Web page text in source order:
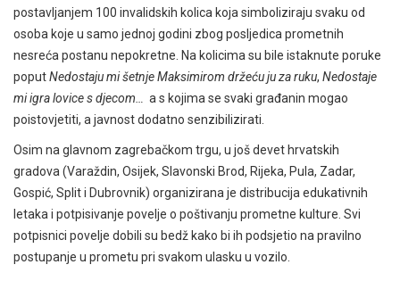
postavljanjem 100 invalidskih kolica koja simboliziraju svaku od
osoba koje u samo jednoj godini zbog posljedica prometnih
nesreća postanu nepokretne. Na kolicima su bile istaknute poruke
poputNedostaju mi šetnje Maksimirom držeću ju za ruku, Nedostaje
mi igra lovice s djecom… a s kojima se svaki građanin mogao
poistovjetiti, a javnost dodatno senzibilizirati.
Osim na glavnom zagrebačkom trgu, u još devet hrvatskih
gradova (Varaždin, Osijek, Slavonski Brod, Rijeka, Pula, Zadar,
Gospić, Split i Dubrovnik) organizirana je distribucija edukativnih
letaka i potpisivanje povelje o poštivanju prometne kulture. Svi
potpisnici povelje dobili su bedž kako bi ih podsjetio na pravilno
postupanje u prometu pri svakom ulasku u vozilo.